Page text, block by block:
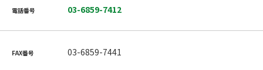
電話番号 03-6859-7412
FAX番号 03-6859-7441